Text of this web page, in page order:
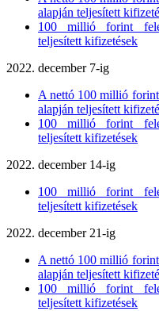
alapján teljesített
100 millió forint
teljesített kifizetések
2022. december 7-ig
A nettó 100 millió
alapján teljesített
100 millió forint
teljesített kifizetések
2022. december 14-ig
100 millió forint
teljesített kifizetések
2022. december 21-ig
A nettó 100 millió
alapján teljesített
100 millió forint
teljesített kifizetések